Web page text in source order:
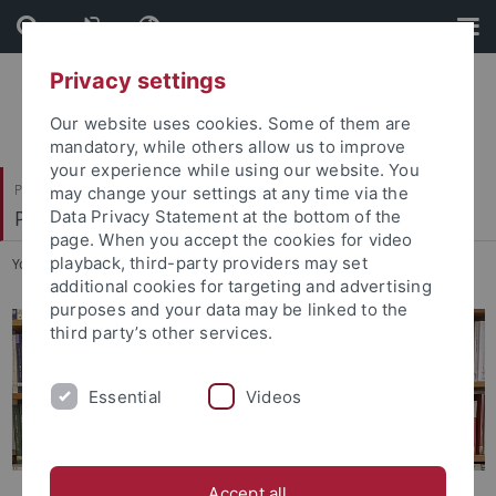
Skip
to
content
Skip
to
footer
Philosophische Fakultät
Philosophisches Seminar
You are here: Startseite ... Bibliothek
Privacy settings
Our website uses cookies. Some of them are
mandatory, while others allow us to improve
your experience while using our website. You
may change your settings at any time via the
Data Privacy Statement at the bottom of the
page. When you accept the cookies for video
playback, third-party providers may set
additional cookies for targeting and advertising
purposes and your data may be linked to the
third party’s other services.
Essential Videos